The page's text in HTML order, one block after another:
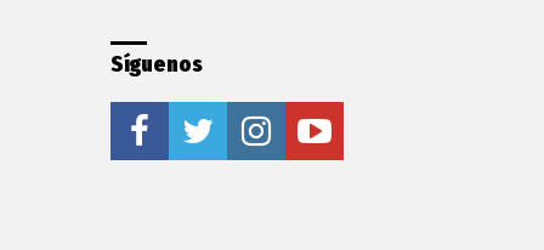
Síguenos
facebooktwitter instagramyoutube